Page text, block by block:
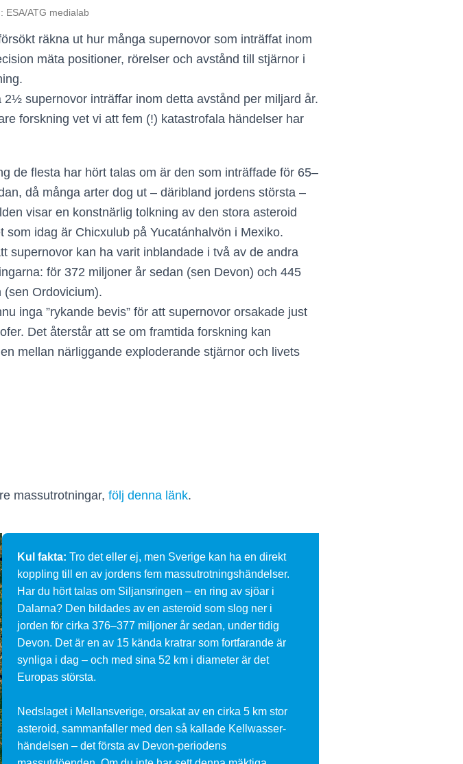
ESA/ATG medialab
räkna ut hur många supernovor som inträffat inom
mäta positioner, rörelser och avstånd till stjärnor i
supernovor inträffar inom detta avstånd per miljard år.
forskning vet vi att fem (!) katastrofala händelser har
de flesta har hört talas om är den som inträffade för 65–
då många arter dog ut – däribland jordens största –
visar en konstnärlig tolkning av den stora asteroid
som idag är Chicxulub på Yucatánhalvön i Mexiko.
supernovor kan ha varit inblandade i två av de andra
för 372 miljoner år sedan (sen Devon) och 445
(sen Ordovicium).
inga ”rykande bevis” för att supernovor orsakade just
Det återstår att se om framtida forskning kan
mellan närliggande exploderande stjärnor och livets
massutrotningar, följ denna länk.
Kul fakta: Tro det eller ej, men Sverige kan ha en direkt
koppling till en av jordens fem massutrotningshändelser.
Har du hört talas om Siljansringen – en ring av sjöar i
Dalarna? Den bildades av en asteroid som slog ner i
jorden för cirka 376–377 miljoner år sedan, under tidig
Devon. Det är en av 15 kända kratrar som fortfarande är
synliga i dag – och med sina 52 km i diameter är det
Europas största.
Nedslaget i Mellansverige, orsakat av en cirka 5 km stor
asteroid, sammanfaller med den så kallade Kellwasser-
händelsen – det första av Devon-periodens